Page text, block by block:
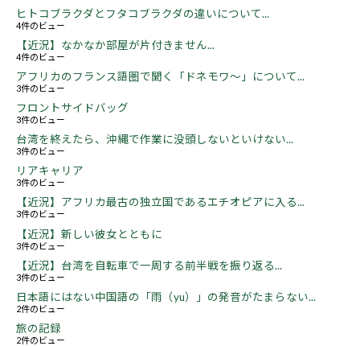
ヒトコブラクダとフタコブラクダの違いについて...
4件のビュー
【近況】なかなか部屋が片付きません...
4件のビュー
アフリカのフランス語圏で聞く「ドネモワ～」について...
3件のビュー
フロントサイドバッグ
3件のビュー
台湾を終えたら、沖縄で作業に没頭しないといけない...
3件のビュー
リアキャリア
3件のビュー
【近況】アフリカ最古の独立国であるエチオピアに入る...
3件のビュー
【近況】新しい彼女とともに
3件のビュー
【近況】台湾を自転車で一周する前半戦を振り返る...
3件のビュー
日本語にはない中国語の「雨（yu）」の発音がたまらない...
2件のビュー
旅の記録
2件のビュー